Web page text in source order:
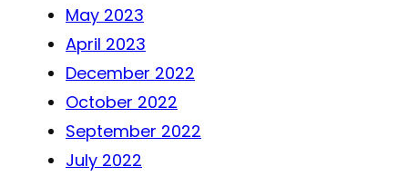
May 2023
April 2023
December 2022
October 2022
September 2022
July 2022